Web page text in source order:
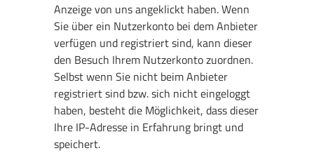
Anzeige von uns angeklickt haben. Wenn
Sie über ein Nutzerkonto bei dem Anbieter
verfügen und registriert sind, kann dieser
den Besuch Ihrem Nutzerkonto zuordnen.
Selbst wenn Sie nicht beim Anbieter
registriert sind bzw. sich nicht eingeloggt
haben, besteht die Möglichkeit, dass dieser
Ihre IP-Adresse in Erfahrung bringt und
speichert.